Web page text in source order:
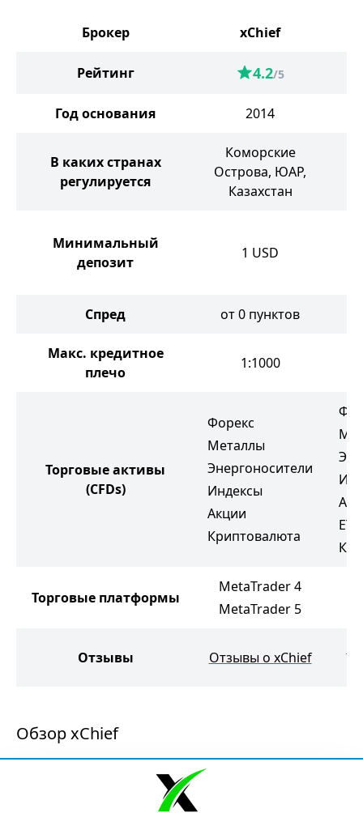
Брокер xChief
Рейтинг 4.2/5
Год основания 2014
В каких странах
регулируется
Коморские
Острова, ЮАР,
Казахстан
Минимальный
депозит
1 USD
Спред от 0 пунктов
Макс. кредитное
плечо
1:1000
Торговые активы
(CFDs)
Форекс
Металлы
Энергоносители
Индексы
Акции
Криптовалюта
ETF
Торговые платформы
MetaTrader 4
MetaTrader 5
Отзывы Отзывы о xChief
Обзор xChief